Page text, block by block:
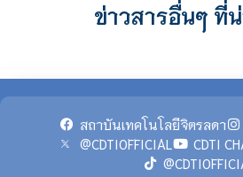
ข่าวสารอื่นๆ ที่
สถาบันเทคโนโลยีจิตรลดา
@CDTIOFFICIAL
CDTI